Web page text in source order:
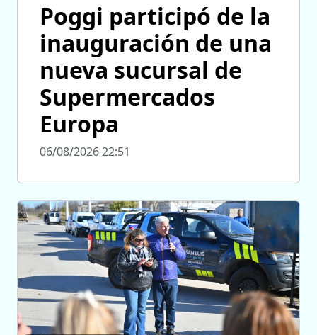
Poggi participó de la
inauguración de una
nueva sucursal de
Supermercados
Europa
06/08/2026 22:51